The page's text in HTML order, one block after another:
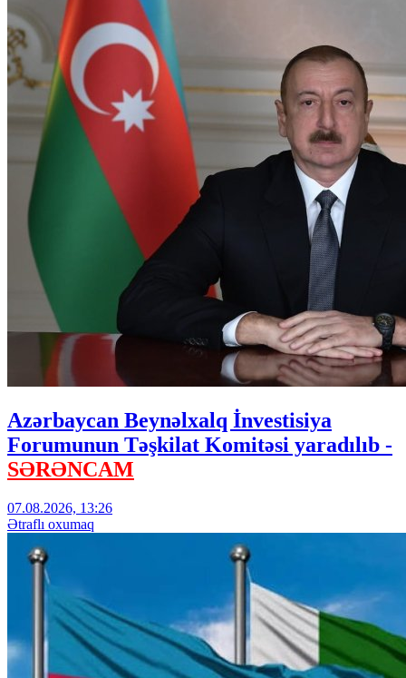
Azərbaycan Beynəlxalq İnvestisiya
Forumunun Təşkilat Komitəsi yaradılıb -
SƏRƏNCAM
07.08.2026, 13:26
Ətraflı oxumaq